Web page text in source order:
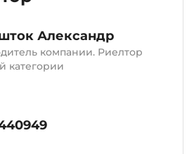
Александр
компании. Риелтор
категории